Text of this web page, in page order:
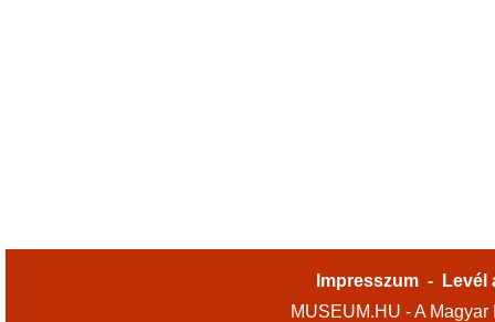
Impresszum -
Levél
MUSEUM.HU - A